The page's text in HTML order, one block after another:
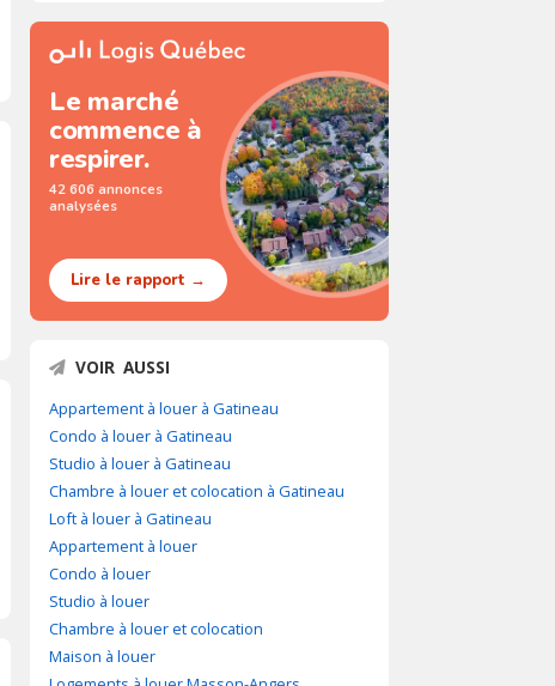
Le marché
commence à
respirer.
42 606 annonces
analysées
Lire le rapport →
VOIR AUSSI
Appartement à louer à Gatineau
Condo à louer à Gatineau
Studio à louer à Gatineau
Chambre à louer et colocation à Gatineau
Loft à louer à Gatineau
Appartement à louer
Condo à louer
Studio à louer
Chambre à louer et colocation
Maison à louer